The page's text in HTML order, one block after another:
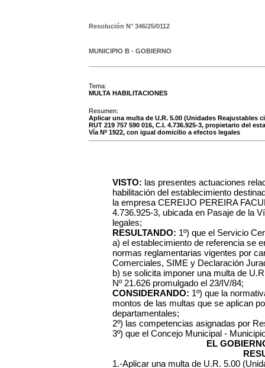
Resolución N° 346/25/0112
MUNICIPIO B - GOBIERNO
Tema:
MULTA HABILITACIONES
Resumen:
Aplicar una multa de U.R. 5.00 (Unidades Reajustables
RUT 219 757 590 016, C.I. 4.736.925-3, propietario del
Vía Nº 1922, con igual domicilio a efectos legales
VISTO: las presentes actuaciones
habilitación del establecimiento
la empresa CEREIJO PEREIRA
4.736.925-3, ubicada en Pasaje de la
legales;
RESULTANDO: 1º) que el Servicio
a) el establecimiento de referencia se
normas reglamentarias vigentes por
Comerciales, SIME y Declaración
b) se solicita imponer una multa de
Nº 21.626 promulgado el 23/IV/84;
CONSIDERANDO: 1º) que la
montos de las multas que se aplican
departamentales;
2º) las competencias asignadas por
3º) que el Concejo Municipal -
EL
1.-Aplicar una multa de U.R. 5.00